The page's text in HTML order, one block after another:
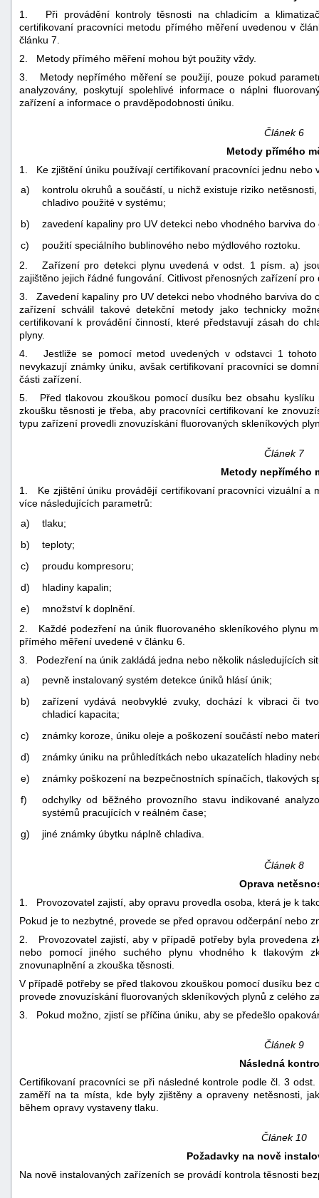
1. Při provádění kontroly těsnosti na chladicím a
certifikovaní pracovníci metodu přímého měření uvedenou v
článku 7.
2. Metody přímého měření mohou být použity vždy.
3. Metody nepřímého měření se použijí, pouze pokud
analyzovány, poskytují spolehlivé informace o náplni
zařízení a informace o pravděpodobnosti úniku.
Článek 6
Metody přímého
1. Ke zjištění úniku používají certifikovaní pracovníci jednu nebo
a)
kontrolu okruhů a součástí, u nichž existuje riziko
chladivo použité v systému;
b)
zavedení kapaliny pro UV detekci nebo vhodného barviva do
c)
použití speciálního bublinového nebo mýdlového roztoku.
2. Zařízení pro detekci plynu uvedená v odst. 1 písm. a)
zajištěno jejich řádné fungování. Citlivost přenosných zařízení
3. Zavedení kapaliny pro UV detekci nebo vhodného barviva do
zařízení schválil takové detekční metody jako technicky
certifikovaní k provádění činností, které představují zásah do
plyny.
4. Jestliže se pomocí metod uvedených v odstavci 1
nevykazují známky úniku, avšak certifikovaní pracovníci se
části zařízení.
5. Před tlakovou zkouškou pomocí dusíku bez obsahu kyslíku
zkoušku těsnosti je třeba, aby pracovníci certifikovaní ke
typu zařízení provedli znovuzískání fluorovaných skleníkových
Článek 7
Metody nepřímého
1. Ke zjištění úniku provádějí certifikovaní pracovníci vizuální a
více následujících parametrů:
a)
tlaku;
b)
teploty;
c)
proudu kompresoru;
d)
hladiny kapalin;
e)
množství k doplnění.
2. Každé podezření na únik fluorovaného skleníkového plynu
přímého měření uvedené v článku 6.
3. Podezření na únik zakládá jedna nebo několik následujících
a)
pevně instalovaný systém detekce úniků hlásí únik;
b)
zařízení vydává neobvyklé zvuky, dochází k vibraci či
chladicí kapacita;
c)
známky koroze, úniku oleje a poškození součástí nebo
d)
známky úniku na průhledítkách nebo ukazatelích hladiny
e)
známky poškození na bezpečnostních spínačích, tlakových
f)
odchylky od běžného provozního stavu indikované
systémů pracujících v reálném čase;
g)
jiné známky úbytku náplně chladiva.
Článek 8
Oprava
1. Provozovatel zajistí, aby opravu provedla osoba, která je k
Pokud je to nezbytné, provede se před opravou odčerpání nebo
2. Provozovatel zajistí, aby v případě potřeby byla provedena
nebo pomocí jiného suchého plynu vhodného k tlakovým
znovunaplnění a zkouška těsnosti.
V případě potřeby se před tlakovou zkouškou pomocí dusíku
provede znovuzískání fluorovaných skleníkových plynů z celého
3. Pokud možno, zjistí se příčina úniku, aby se předešlo
Článek 9
Následná
Certifikovaní pracovníci se při následné kontrole podle čl. 3
zaměří na ta místa, kde byly zjištěny a opraveny netěsnosti,
během opravy vystaveny tlaku.
Článek 10
Požadavky na nově
Na nově instalovaných zařízeních se provádí kontrola těsnosti